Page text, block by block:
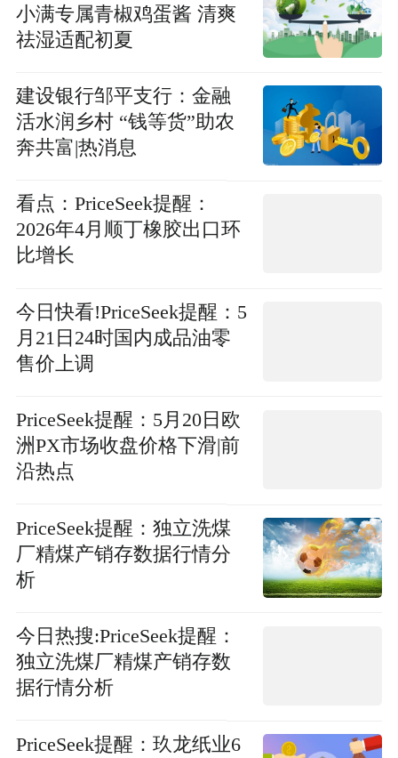
小满专属青椒鸡蛋酱 清爽
祛湿适配初夏
建设银行邹平支行：金融
活水润乡村 “钱等货”助农
奔共富|热消息
看点：PriceSeek提醒：
2026年4月顺丁橡胶出口环
比增长
今日快看!PriceSeek提醒：5
月21日24时国内成品油零
售价上调
PriceSeek提醒：5月20日欧
洲PX市场收盘价格下滑|前
沿热点
PriceSeek提醒：独立洗煤
厂精煤产销存数据行情分
析
今日热搜:PriceSeek提醒：
独立洗煤厂精煤产销存数
据行情分析
PriceSeek提醒：玖龙纸业6